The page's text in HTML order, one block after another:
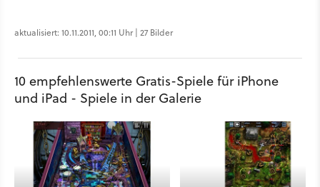
aktualisiert: 10.11.2011, 00:11 Uhr | 27 Bilder
10 empfehlenswerte Gratis-Spiele für iPhone
und iPad - Spiele in der Galerie